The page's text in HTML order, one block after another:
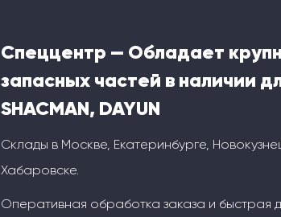
Спеццентр — Обладает
запасных частей в наличии
SHACMAN, DAYUN
Склады в Москве, Екатеринбурге,
Хабаровске.
Оперативная обработка заказа и быстрая